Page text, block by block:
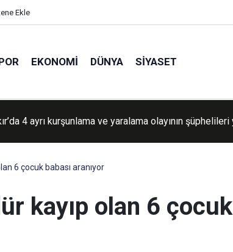
Ekle
EKONOMI DÜNYA SIYASET
6 çocuk babası aranıyor
kayıp olan 6 çocuk